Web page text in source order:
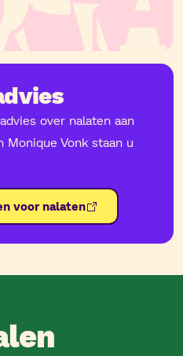
over nalaten aan
Monique Vonk staan u
voor nalaten